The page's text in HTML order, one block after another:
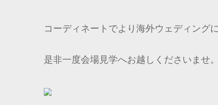
コーディネートでより海外ウェディング
是非一度会場見学へお越しくださいませ